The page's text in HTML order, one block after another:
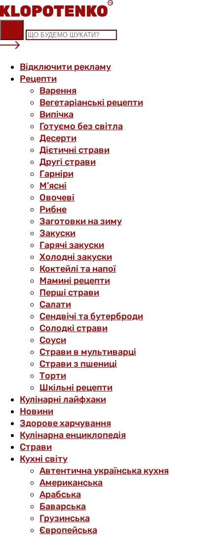
Skip
to
content
Відключити рекламу
Рецепти
Варення
Вегетаріанські рецепти
Випічка
Готуємо без світла
Десерти
Дієтичні страви
Другі страви
Гарніри
М’ясні
Овочеві
Рибне
Заготовки на зиму
Закуски
Гарячі закуски
Холодні закуски
Коктейлі та напої
Мамині рецепти
Перші страви
Салати
Сендвічі та бутерброди
Солодкі страви
Соуси
Страви в мультиварці
Страви з пшениці
Торти
Шкільні рецепти
Кулінарні лайфхаки
Новини
Здорове харчування
Кулінарна енциклопедія
Страви
Кухні світу
Автентична українська кухня
Американська
Арабська
Баварська
Грузинська
Європейська